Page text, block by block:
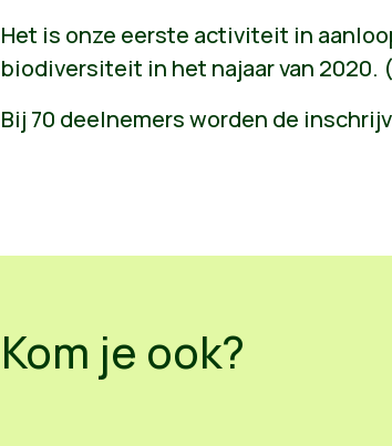
Het is onze eerste activiteit in
biodiversiteit in het najaar van 2020. (
Bij 70 deelnemers worden de
Kom je ook?